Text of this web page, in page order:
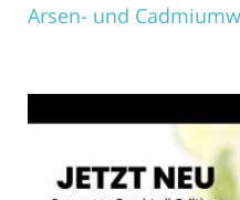
Arsen- und